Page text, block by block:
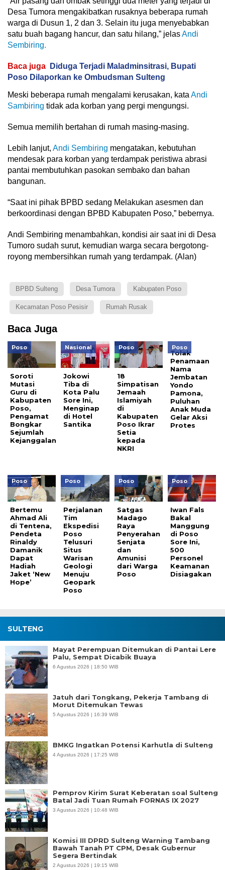
Desa Tumora mengakibatkan rusaknya beberapa rumah
warga di Dusun 1, 2 dan 3. Selain itu juga menyebabkan
satu buah bagang hancur, dan satu hilang,” jelasAndi
Sembiring.
Baca juga
Diduga Terjadi Maladminsitrasi, Bupati
Poso Dilaporkan ke Ombudsman Sulteng
Meski beberapa rumah mengalami kerusakan, kata Andi
Sambiring tidak ada korban yang pergi mengungsi.
Semua memilih bertahan di rumah masing-masing.
Lebih lanjut, Andi Sembiring mengatakan, kebutuhan
mendesak para korban yang terdampak peristiwa abrasi
pantai membutuhkan pasokan sembako dan bahan
bangunan.
“Saat ini pihak BPBD sedang Melakukan asesmen dan
berkoordinasi dengan BPBD Kabupaten Poso,” bebernya.
Andi Sembiring menambahkan, kondisi air saat ini di Desa
Tumoro sudah surut, kemudian warga secara bergotong-
royong membersihkan rumah yang terdampak. (Alan)
BPBD Sulteng Desa Tumora Kabupaten Poso
Kecamatan Poso Pesisir Rumah Rusak
Baca Juga
Poso
Soroti
Mutasi
Guru di
Kabupaten
Poso,
Pengamat
Bongkar
Sejumlah
Kejanggalan
Nasional
Jokowi
Tiba di
Kota Palu
Sore Ini,
Menginap
di Hotel
Santika
Poso
18
Simpatisan
Jemaah
Islamiyah
di
Kabupaten
Poso Ikrar
Setia
kepada
NKRI
Poso
Tolak
Penamaan
Nama
Jembatan
Yondo
Pamona,
Puluhan
Anak Muda
Gelar Aksi
Protes
Poso
Bertemu
Ahmad Ali
di Tentena,
Pendeta
Rinaldy
Damanik
Dapat
Hadiah
Jaket ‘New
Hope’
Poso
Perjalanan
Tim
Ekspedisi
Poso
Telusuri
Situs
Warisan
Geologi
Menuju
Geopark
Poso
Poso
Satgas
Madago
Raya
Penyerahan
Senjata
dan
Amunisi
dari Warga
Poso
Poso
Iwan Fals
Bakal
Manggung
di Poso
Sore Ini,
500
Personel
Keamanan
Disiagakan
SULTENG
Mayat Perempuan Ditemukan di Pantai Lere
Palu, Sempat Dicabik Buaya
6 Agustus 2026 | 18:50 WIB
Jatuh dari Tongkang, Pekerja Tambang di
Morut Ditemukan Tewas
5 Agustus 2026 | 16:39 WIB
BMKG Ingatkan Potensi Karhutla di Sulteng
4 Agustus 2026 | 17:25 WIB
Pemprov Kirim Surat Keberatan soal Sulteng
Batal Jadi Tuan Rumah FORNAS IX 2027
3 Agustus 2026 | 10:48 WIB
Komisi III DPRD Sulteng Warning Tambang
Bawah Tanah PT CPM, Desak Gubernur
Segera Bertindak
2 Agustus 2026 | 19:15 WIB